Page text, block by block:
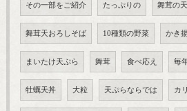
その一部をご紹介 たっぷりの 舞茸の
舞茸天おろしそば 10種類の野菜 かき
まいたけ天ぷら 舞茸 食べ応え 毎
牡蠣天丼 大粒 天ぷらならでは カ